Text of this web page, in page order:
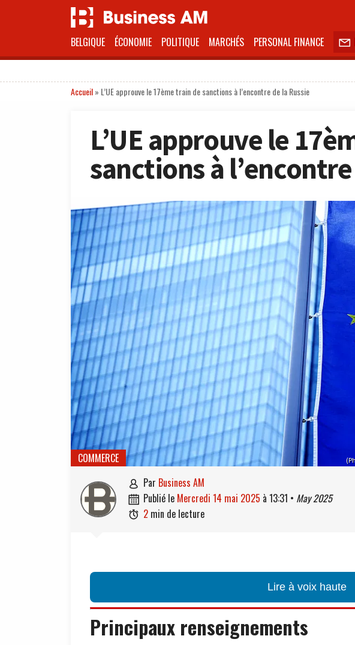
BELGIQUE ÉCONOMIE POLITIQUE MARCHÉS PERSONAL FINANCE 
Accueil» L’UE approuve le 17ème train de sanctions à l’encontre de la Russie
L’UE approuve le
sanctions à
COMMERCE
 par Business AM
 publié le mercredi 14 mai 2025 à 13:31 • May 2025
 2 min de lecture
Lire à voix haute
Principaux renseignements